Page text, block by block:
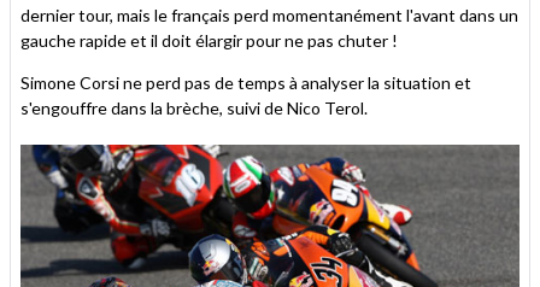
dernier tour, mais le français perd momentanément l'avant dans un
gauche rapide et il doit élargir pour ne pas chuter !
Simone Corsi ne perd pas de temps à analyser la situation et
s'engouffre dans la brèche, suivi de Nico Terol.